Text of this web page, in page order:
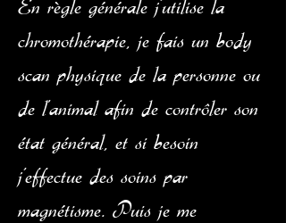
En règle générale j'utilise la
chromothérapie, je fais un body
scan physique de la personne ou
de l'animal afin de contrôler son
état général, et si besoin
j'effectue des soins par
magnétisme. Puis je me